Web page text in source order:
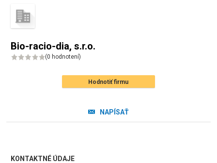
Bio-racio-dia, s.r.o.
(0 hodnotení)
Hodnotiť firmu
NAPÍSAŤ
KONTAKTNÉ ÚDAJE